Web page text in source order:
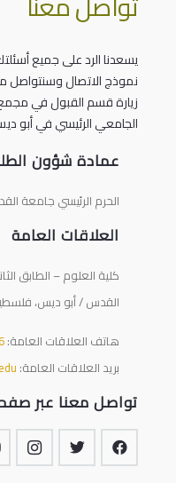
يسعدنا الرد على جميع
نموذج الاتصال
زيارة قسم القبول في
الجامعي الرئيسي في أبو
عمادة شؤون
الحرم الرئيسي جامعة
العلاقات العامة
كلية العلوم – الطابق
القدس / أبو ديس،
هاتف العلاقات العامة:
بريد العلاقات العامة:
تواصل معنا عبر